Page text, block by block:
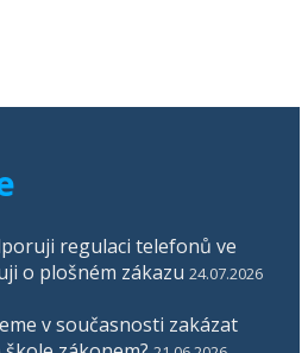
regulaci telefonů ve
o plošném zákazu 24.07.2026
v současnosti zakázat